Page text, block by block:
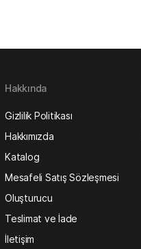
Hakkında
Gizlilik Politikası
Hakkımızda
Katalog
Mesafeli Satış Sözleşmesi
Oluşturucu
Teslimat ve İade
İletişim